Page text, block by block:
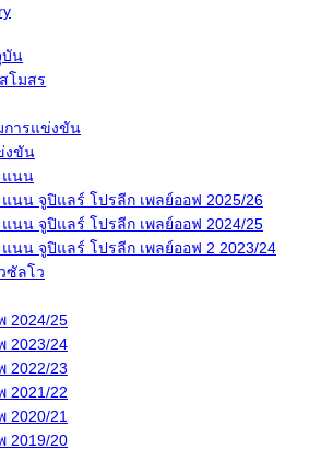
บัน
โมสร
การแข่งขัน
งขัน
แนน
แนน จูปิแลร์ โปรลีก เพลย์ออฟ 2025/26
แนน จูปิแลร์ โปรลีก เพลย์ออฟ 2024/25
แนน จูปิแลร์ โปรลีก เพลย์ออฟ 2 2023/24
ซัลโว
2024/25
2023/24
2022/23
2021/22
2020/21
2019/20